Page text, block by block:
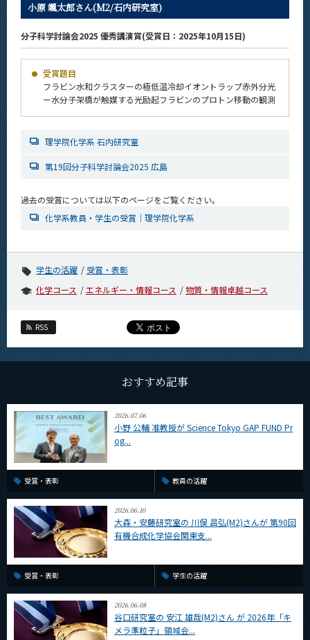
小原 颯太郎さん(M2/石内研究室)
分子科学討論会2025 優秀講演賞(受賞日：2025年10月15日)
受賞題目
フラビン水和クラスターの極低温冷却イオントラップ赤外分光
ー水分子架橋が触媒する光励起フラビンのプロトン移動の観測
理学院化学系 石内研究室
第19回分子科学討論会2025 広島
過去の受賞については以下のページをご覧ください。
化学系教員・学生の受賞｜理学院化学系
学生の活躍
受賞・表彰
化学コース
エネルギー・情報コース 物質・情報卓越コース
RSS
おすすめ記事
2026.07.06
小野 公輔 准教授が Science Tokyo GAP FUND Pr
og...
受賞・表彰 教員の活躍
2026.06.10
大森・安藤研究室の 川俣 昌弘(M2)さんが 第90回
有機合成化学協会関東支...
受賞・表彰 学生の活躍
2026.06.08
谷口研究室の 安江 雄哉(M2)さん が 2026年「キ
メラ準粒子」領域会...
系詳細情報
CLOSE